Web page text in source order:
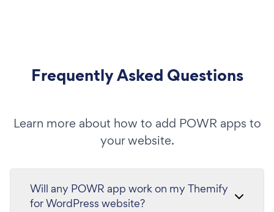
Frequently Asked Questions
Learn more about how to add POWR apps to
your website.
Will any POWR app work on my Themify
for WordPress website?